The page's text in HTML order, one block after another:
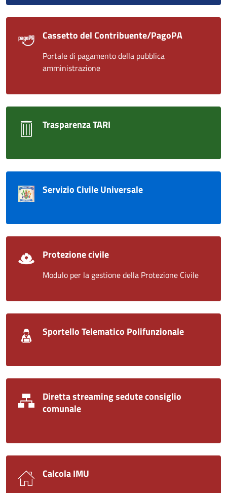
Cassetto del Contribuente/PagoPA
Portale di pagamento della pubblica
amministrazione
Trasparenza TARI
Servizio Civile Universale
Protezione civile
Modulo per la gestione della Protezione Civile
Sportello Telematico Polifunzionale
Diretta streaming sedute consiglio
comunale
Calcola IMU